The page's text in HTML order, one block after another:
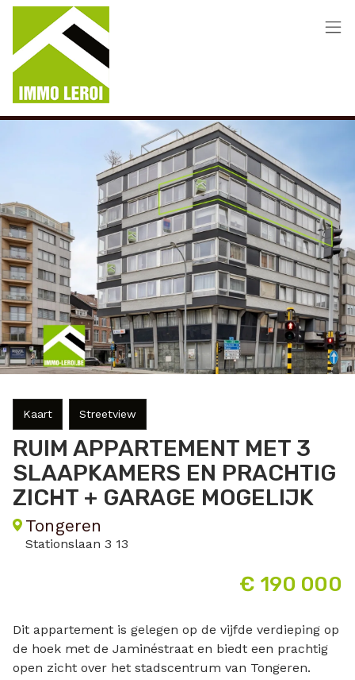
Menu overslaan en naar de inhoud gaan
RUIM APPARTEMENT MET 3
SLAAPKAMERS EN PRACHTIG
ZICHT + GARAGE MOGELIJK
Tongeren
Stationslaan 3 13
€ 190 000
Kaart Streetview
Dit appartement is gelegen op de vijfde verdieping op
de hoek met de Jaminéstraat en biedt een prachtig
open zicht over het stadscentrum van Tongeren.